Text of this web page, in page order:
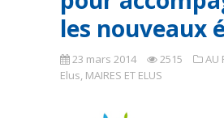
les nouveaux
23 mars 2014 2515 AU
Elus, MAIRES ET ELUS